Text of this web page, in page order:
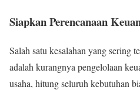
Siapkan Perencanaan
Salah satu kesalahan yang sering
adalah kurangnya pengelolaan
usaha, hitung seluruh kebutuhan